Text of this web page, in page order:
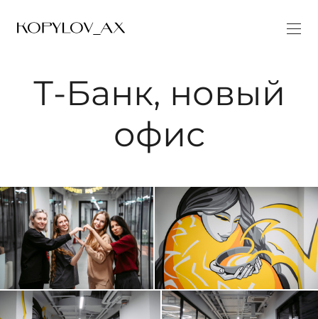
Т-Банк, новый
офис